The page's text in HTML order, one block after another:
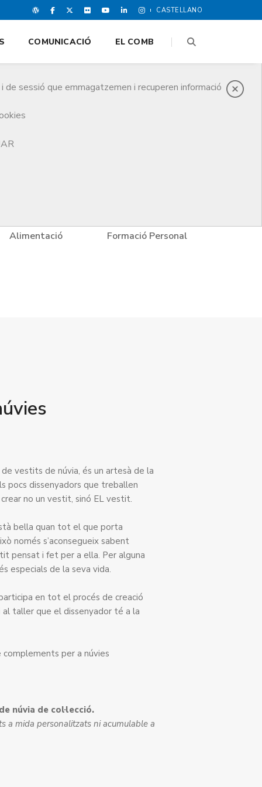
CASTELLANO
sessió que emmagatzemen i recuperen informació
COMUNICACIÓ EL COMB
Alimentació Formació Personal
vestits de núvia, és un artesà de la
pocs dissenyadors que treballen
no un vestit, sinó EL vestit.
bella quan tot el que porta
només s’aconsegueix sabent
pensat i fet per a ella. Per alguna
especials de la seva vida.
en tot el procés de creació
taller que el dissenyador té a la
per a núvies
núvia de col·lecció.
a mida personalitzats ni acumulable a